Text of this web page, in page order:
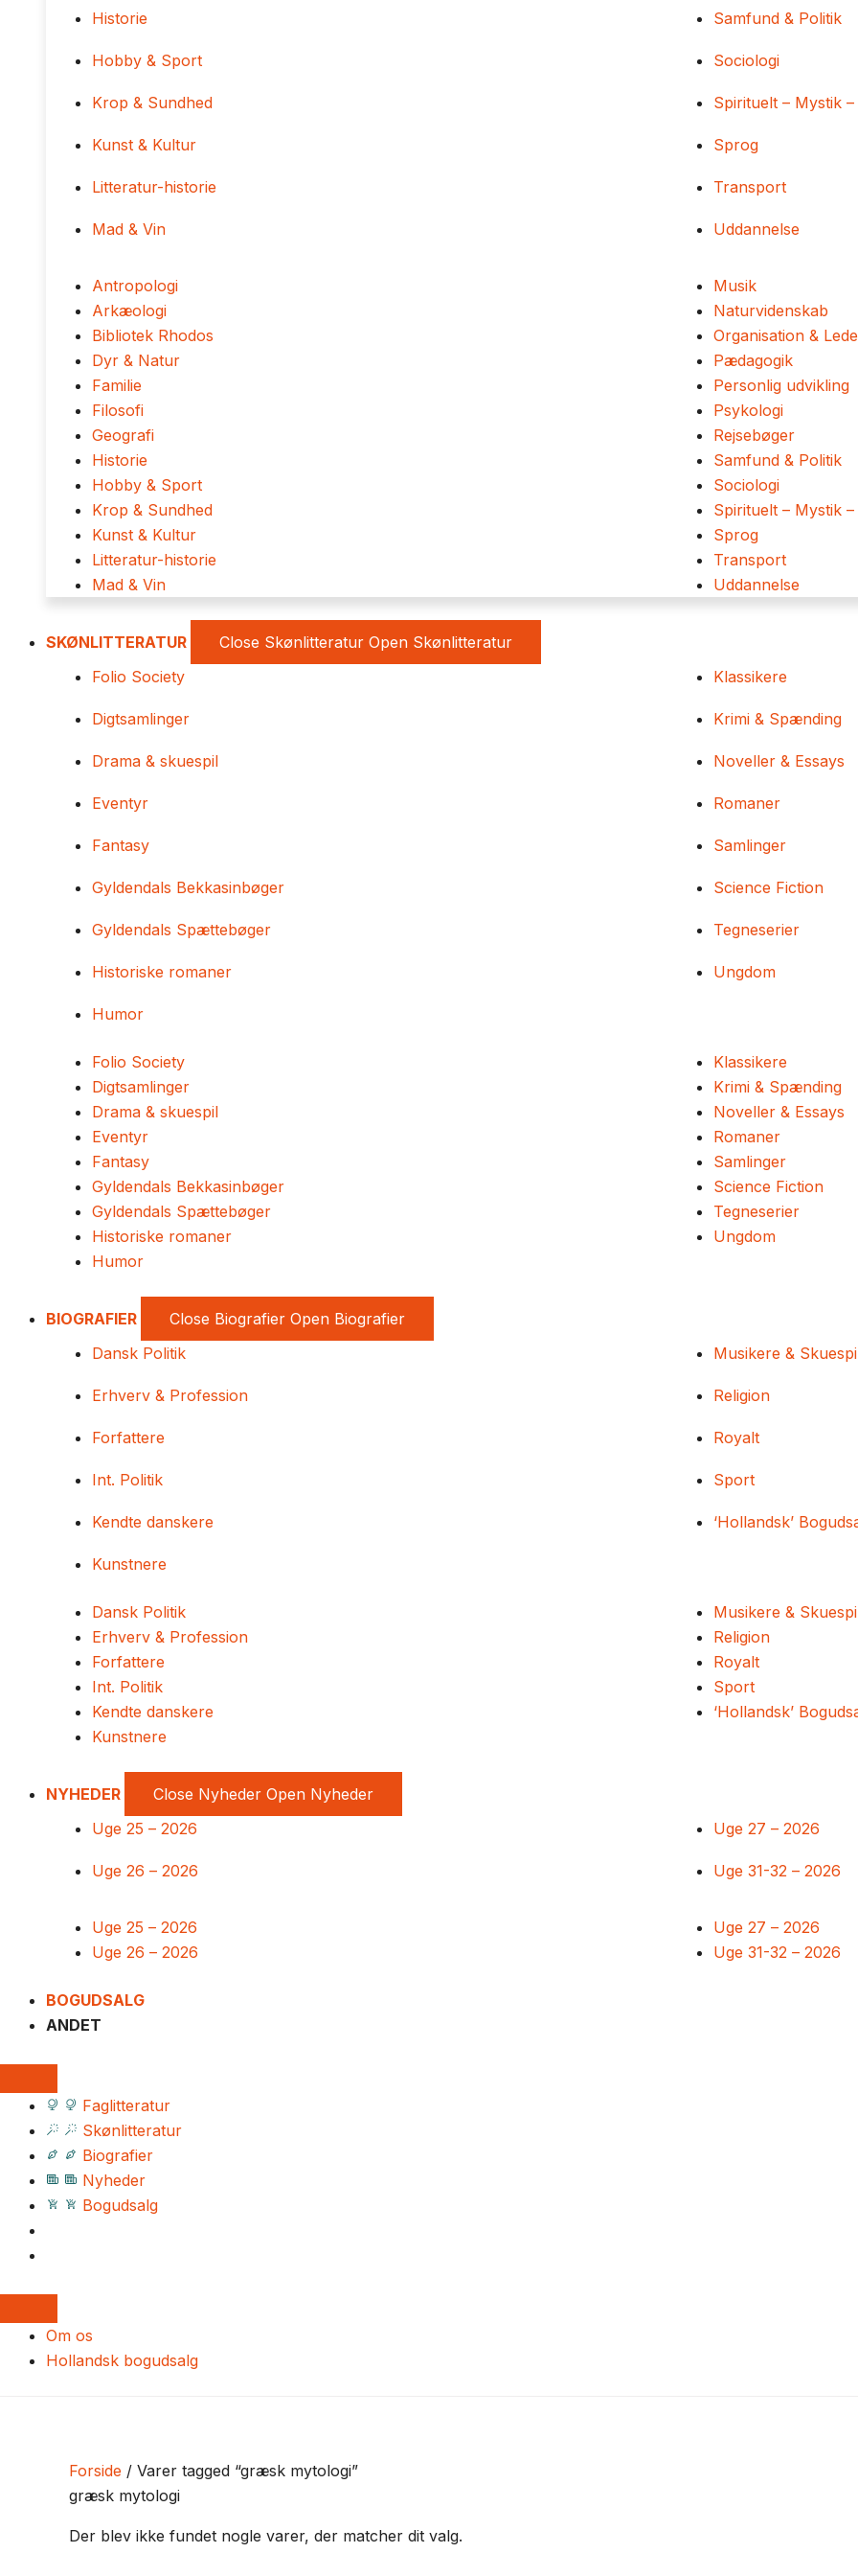
Historie
Hobby & Sport
Krop & Sundhed
Kunst & Kultur
Litteratur-historie
Mad & Vin
Samfund & Politik
Sociologi
Spirituelt – Mystik
Sprog
Transport
Uddannelse
Antropologi
Arkæologi
Bibliotek Rhodos
Dyr & Natur
Familie
Filosofi
Geografi
Historie
Hobby & Sport
Krop & Sundhed
Kunst & Kultur
Litteratur-historie
Mad & Vin
Musik
Naturvidenskab
Organisation &
Pædagogik
Personlig udvikling
Psykologi
Rejsebøger
Samfund & Politik
Sociologi
Spirituelt – Mystik
Sprog
Transport
Uddannelse
SKØNLITTERATUR Close Skønlitteratur Open Skønlitteratur
Folio Society
Digtsamlinger
Drama & skuespil
Eventyr
Fantasy
Gyldendals Bekkasinbøger
Gyldendals Spættebøger
Historiske romaner
Humor
Klassikere
Krimi & Spænding
Noveller & Essays
Romaner
Samlinger
Science Fiction
Tegneserier
Ungdom
Folio Society
Digtsamlinger
Drama & skuespil
Eventyr
Fantasy
Gyldendals Bekkasinbøger
Gyldendals Spættebøger
Historiske romaner
Humor
Klassikere
Krimi & Spænding
Noveller & Essays
Romaner
Samlinger
Science Fiction
Tegneserier
Ungdom
BIOGRAFIER Close Biografier Open Biografier
Dansk Politik
Erhverv & Profession
Forfattere
Int. Politik
Kendte danskere
Kunstnere
Musikere &
Religion
Royalt
Sport
‘Hollandsk’
Dansk Politik
Erhverv & Profession
Forfattere
Int. Politik
Kendte danskere
Kunstnere
Musikere &
Religion
Royalt
Sport
‘Hollandsk’
NYHEDER Close Nyheder Open Nyheder
Uge 25 – 2026
Uge 26 – 2026
Uge 27 – 2026
Uge 31-32 – 2026
Uge 25 – 2026
Uge 26 – 2026
Uge 27 – 2026
Uge 31-32 – 2026
BOGUDSALG
ANDET
Faglitteratur
Skønlitteratur
Biografier
Nyheder
Bogudsalg
Om os
Hollandsk bogudsalg
Forside / Varer tagged “græsk mytologi”
græsk mytologi
Der blev ikke fundet nogle varer, der matcher dit valg.